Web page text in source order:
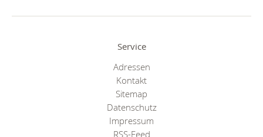
Service
Adressen
Kontakt
Sitemap
Datenschutz
Impressum
RSS-Feed